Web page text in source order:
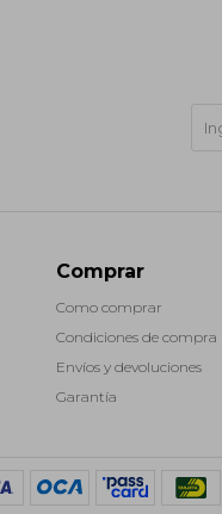
Comprar
Como comprar
Condiciones de compra
Envíos y devoluciones
Garantía